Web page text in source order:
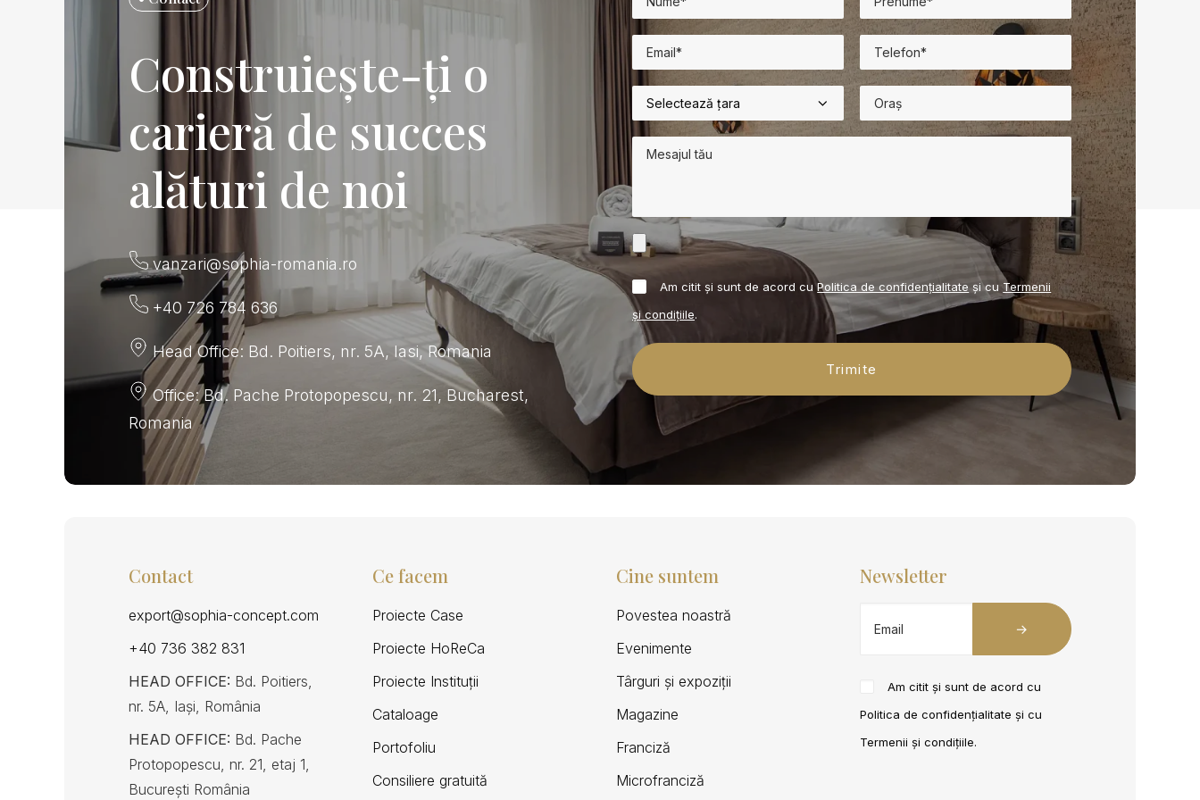
Construiește-ți o
carieră de succes
alături de noi
vanzari@sophia-romania.ro
+40 726 784 636
Head Office: Bd. Poitiers, nr. 5A, Iasi, Romania
Office: Bd. Pache Protopopescu, nr. 21, Bucharest,
Romania
Am citit și sunt de acord cuPolitica de confidențialitate și cuTermenii
și condițiile.
Contact
export@sophia-concept.com
+40 736 382 831
HEAD OFFICE: Bd. Poitiers,
nr. 5A, Iași, România
HEAD OFFICE: Bd. Pache
Protopopescu, nr. 21, etaj 1,
București România
Ce facem
Proiecte Case
Proiecte HoReCa
Proiecte Instituții
Cataloage
Portofoliu
Consiliere gratuită
Cine suntem
Povestea noastră
Evenimente
Târguri și expoziții
Magazine
Franciză
Microfranciză
Newsletter
Am citit și sunt de acord cu
Politica de confidențialitate și cu
Termenii și condițiile.